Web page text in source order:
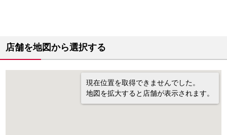
店舗を地図から選択する
現在位置を取得できませんでした。
地図を拡大すると店舗が表示されます。